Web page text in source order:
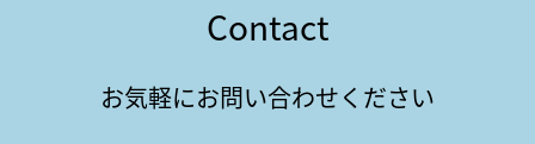
Contact
お気軽にお問い合わせください